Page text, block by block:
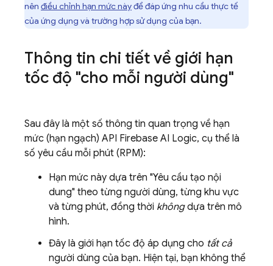
nên điều chỉnh hạn mức nàyđể đáp ứng nhu cầu thực tế
của ứng dụng và trường hợp sử dụng của bạn.
Thông tin chi tiết về giới hạn
tốc độ "cho mỗi người dùng"
Sau đây là một số thông tin quan trọng về hạn
mức (hạn ngạch) API Firebase AI Logic, cụ thể là
số yêu cầu mỗi phút (RPM):
Hạn mức này dựa trên "Yêu cầu tạo nội
dung" theo từng người dùng, từng khu vực
và từng phút, đồng thời khôngdựa trên mô
hình.
Đây là giới hạn tốc độ áp dụng cho tất cả
người dùng của bạn. Hiện tại, bạn không thể